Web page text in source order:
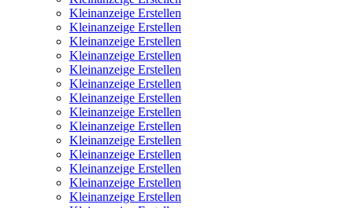
Kleinanzeige Erstellen
Kleinanzeige Erstellen
Kleinanzeige Erstellen
Kleinanzeige Erstellen
Kleinanzeige Erstellen
Kleinanzeige Erstellen
Kleinanzeige Erstellen
Kleinanzeige Erstellen
Kleinanzeige Erstellen
Kleinanzeige Erstellen
Kleinanzeige Erstellen
Kleinanzeige Erstellen
Kleinanzeige Erstellen
Kleinanzeige Erstellen